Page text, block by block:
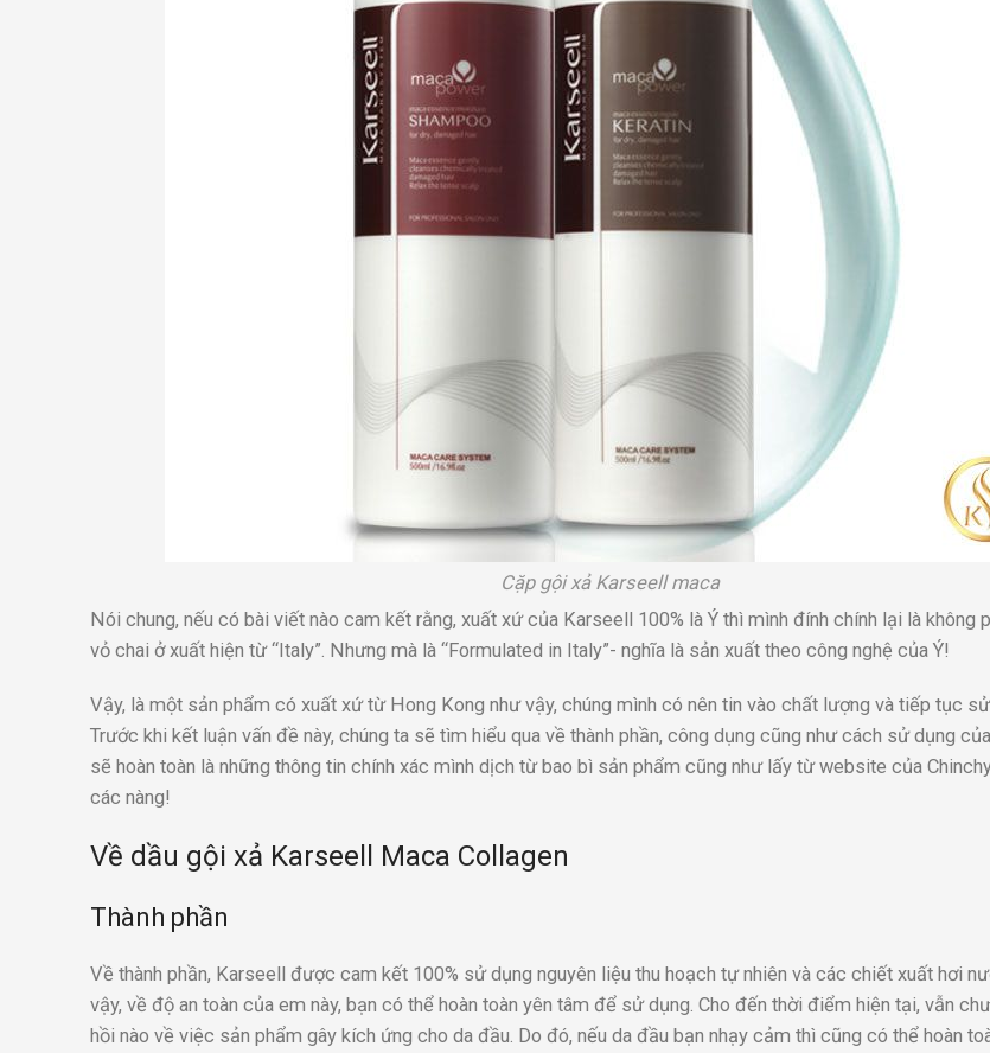
Cặp gội xả Karseell maca
Nói chung, nếu có bài viết nào cam kết rằng, xuất xứ của Karseell 100% là Ý thì mình đính chính lại là không
vỏ chai ở xuất hiện từ “Italy”. Nhưng mà là “Formulated in Italy”- nghĩa là sản xuất theo công nghệ của Ý!
Vậy, là một sản phẩm có xuất xứ từ Hong Kong như vậy, chúng mình có nên tin vào chất lượng và tiếp tục
Trước khi kết luận vấn đề này, chúng ta sẽ tìm hiểu qua về thành phần, công dụng cũng như cách sử dụng
sẽ hoàn toàn là những thông tin chính xác mình dịch từ bao bì sản phẩm cũng như lấy từ website của
các nàng!
Về dầu gội xả Karseell Maca Collagen
Thành phần
Về thành phần, Karseell được cam kết 100% sử dụng nguyên liệu thu hoạch tự nhiên và các chiết xuất hơi
vậy, về độ an toàn của em này, bạn có thể hoàn toàn yên tâm để sử dụng. Cho đến thời điểm hiện tại, vẫn
hồi nào về việc sản phẩm gây kích ứng cho da đầu. Do đó, nếu da đầu bạn nhạy cảm thì cũng có thể hoàn